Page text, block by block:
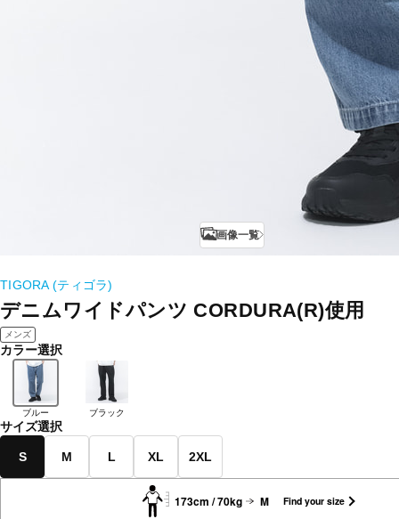
画像一覧
TIGORA (ティゴラ)
デニムワイドパンツ CORDURA(R)使用
メンズ
カラー選択
ブルー ブラック
サイズ選択
S M L XL 2XL
173cm / 70kg M Find your size